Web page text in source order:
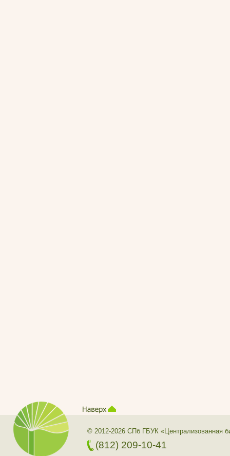
© 2012-2026 СПб ГБУК «Централизованная
(812) 209-10-41